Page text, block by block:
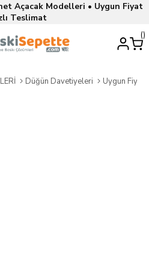
Açacak Modelleri • Uygun Fiyat
Teslimat
Düğün Davetiyeleri Uygun